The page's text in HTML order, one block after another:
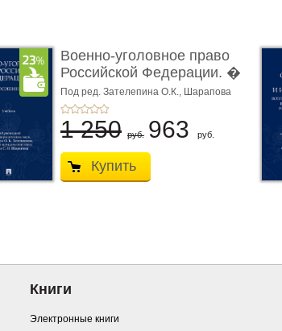
Военно-уголовное право
Российской Федерации. �
...
Под ред. Зателепина О.К., Шарапова
С.Н.
1 250 руб. 963 руб.
Купить
Книги
Электронные книги